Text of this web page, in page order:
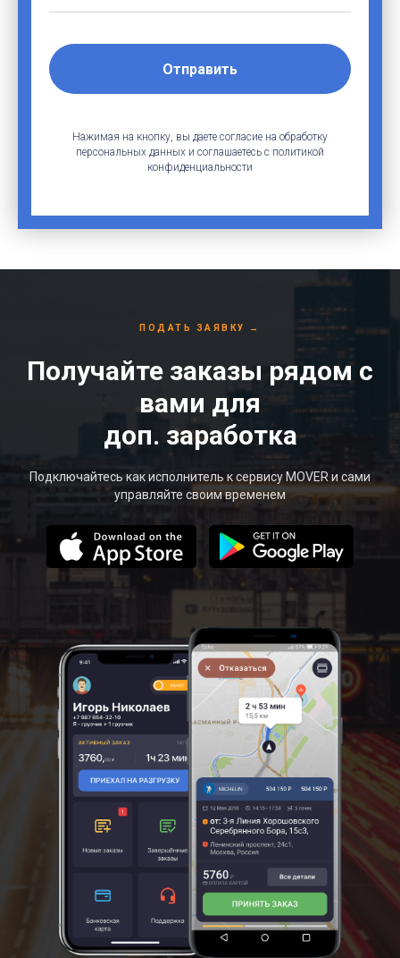
Отправить
Нажимая на кнопку, вы даете согласие на обработку
персональных данных и соглашаетесь c политикой
конфиденциальности
ПОДАТЬ ЗАЯВКУ →
Получайте заказы рядом с
вами для
доп. заработка
Подключайтесь как исполнитель к сервису MOVER и сами
управляйте своим временем